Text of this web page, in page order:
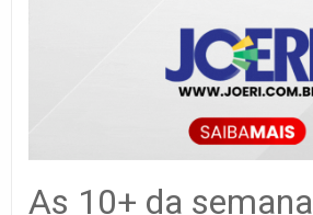
As 10+ da semana